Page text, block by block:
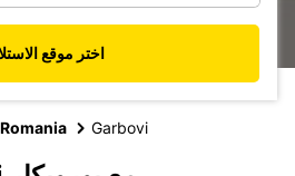
اختر موقع
Garbovi